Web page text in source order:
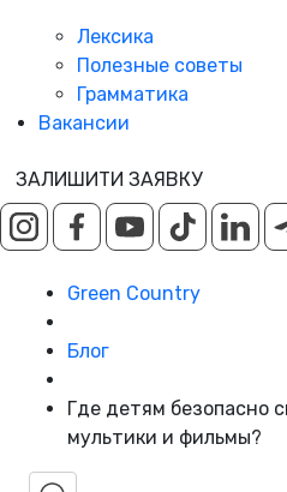
Лексика
Полезные советы
Грамматика
Вакансии
ЗАЛИШИТИ ЗАЯВКУ
Green Country
Блог
Где детям безопасно
мультики и фильмы?